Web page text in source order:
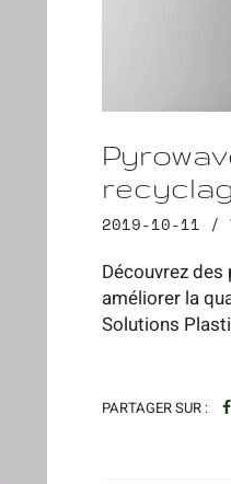
2019-10-11 /
Découvrez
améliorer la
Solutions
PARTAGER SUR :